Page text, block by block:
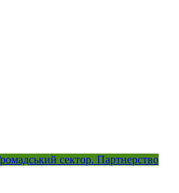
сектор. Партнерство